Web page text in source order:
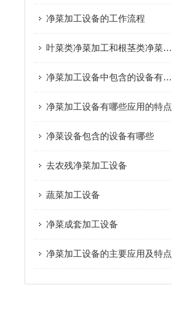
净菜加工设备的工作流程
叶菜类净菜加工和根茎类净菜加工这个两种模式的区别是什么？
净菜加工设备中包含的设备有哪些
净菜加工设备有哪些应用的特点
净菜设备包含的设备有哪些
去农残净菜加工设备
蔬菜加工设备
净菜成套加工设备
净菜加工设备的主要应用及特点